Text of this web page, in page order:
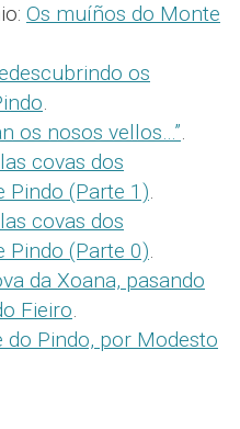
Os muíños do Monte
os
.
os nosos vellos…”.
covas dos
Pindo (Parte 1).
covas dos
Pindo (Parte 0).
da Xoana, pasando
Fieiro.
Pindo, por Modesto